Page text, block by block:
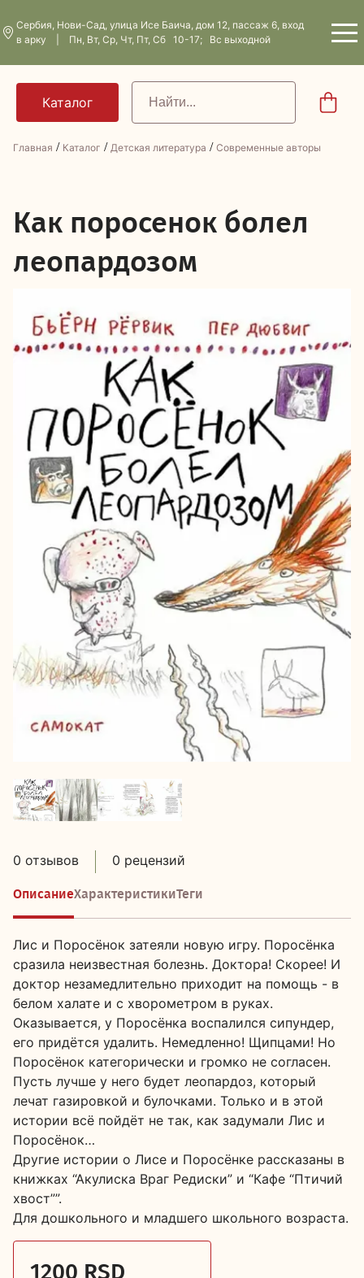
Сербия, Нови-Сад, улица Исе Баича, дом 12, пассаж 6, вход
в арку | Пн, Вт, Ср, Чт, Пт, Сб 10-17; Вс выходной
Главная / Каталог / Детская литература / Современные авторы
Как поросенок болел
леопардозом
0 отзывов 0 рецензий
ОписаниеХарактеристикиТеги
Лис и Поросёнок затеяли новую игру. Поросёнка
сразила неизвестная болезнь. Доктора! Скорее! И
доктор незамедлительно приходит на помощь - в
белом халате и с хворометром в руках.
Оказывается, у Поросёнка воспалился сипундер,
его придётся удалить. Немедленно! Щипцами! Но
Поросёнок категорически и громко не согласен.
Пусть лучше у него будет леопардоз, который
лечат газировкой и булочками. Только и в этой
истории всё пойдёт не так, как задумали Лис и
Поросёнок…
Другие истории о Лисе и Поросёнке рассказаны в
книжках “Акулиска Враг Редиски” и “Кафе “Птичий
хвост””.
Для дошкольного и младшего школьного возраста.
1200 RSD